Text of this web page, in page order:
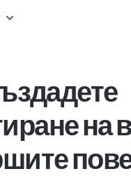
на